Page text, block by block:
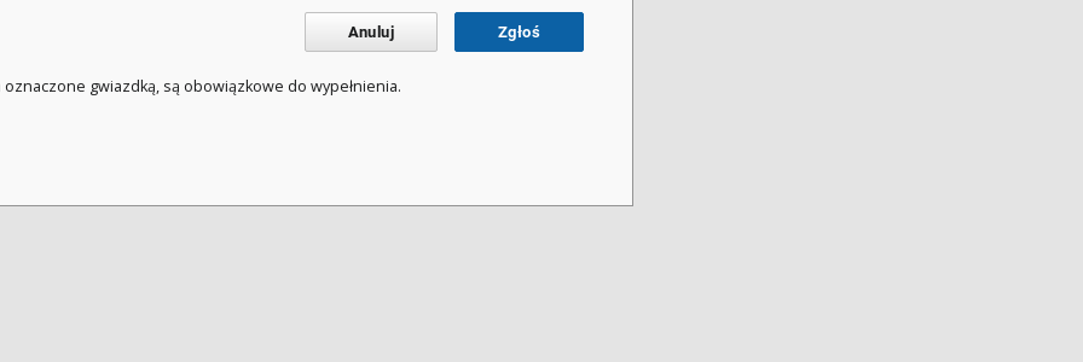
Anuluj Zgłoś
oznaczone gwiazdką, są obowiązkowe do wypełnienia.